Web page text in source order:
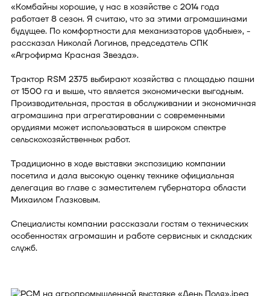
«Комбайны хорошие, у нас в хозяйстве с 2014 года
работает 8 сезон. Я считаю, что за этими агромашинами
будущее. По комфортности для механизаторов удобные», -
рассказал Николай Логинов, председатель СПК
«Агрофирма Красная Звезда».
Трактор RSM 2375 выбирают хозяйства с площадью пашни
от 1500 га и выше, что является экономически выгодным.
Производительная, простая в обслуживании и экономичная
агромашина при агрегатировании с современными
орудиями может использоваться в широком спектре
сельскохозяйственных работ.
Традиционно в ходе выставки экспозицию компании
посетила и дала высокую оценку технике официальная
делегация во главе с заместителем губернатора области
Михаилом Глазковым.
Специалисты компании рассказали гостям о технических
особенностях агромашин и работе сервисных и складских
служб.